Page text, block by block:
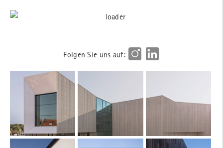
Folgen Sie uns auf: